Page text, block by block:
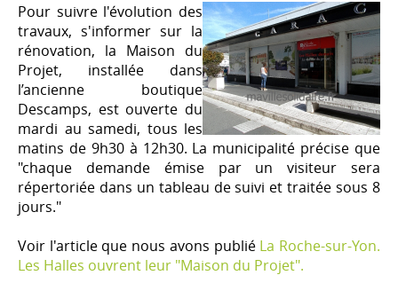
Pour suivre l'évolution des
travaux, s'informer sur la
rénovation, la Maison du
Projet, installée dans
l’ancienne boutique
Descamps, est ouverte du
mardi au samedi, tous les
matins de 9h30 à 12h30. La municipalité précise que
"chaque demande émise par un visiteur sera
répertoriée dans un tableau de suivi et traitée sous 8
jours."
Voir l'article que nous avons publié La Roche-sur-Yon.
Les Halles ouvrent leur "Maison du Projet".